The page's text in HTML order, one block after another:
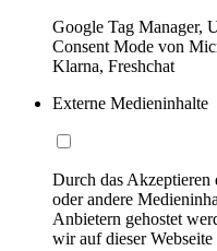
Google Tag Manager,
Consent Mode von
Klarna, Freshchat
Externe Medieninhalte
Durch das
oder andere
Anbietern gehostet
wir auf dieser